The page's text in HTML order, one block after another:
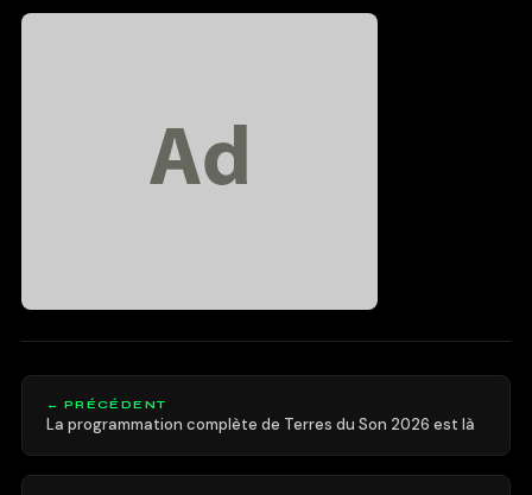
← PRÉCÉDENT
La programmation complète de Terres du Son 2026 est là